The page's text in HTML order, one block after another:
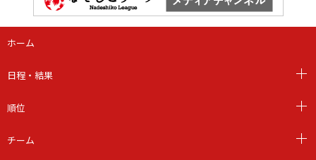
ホーム
日程・結果
順位
チーム